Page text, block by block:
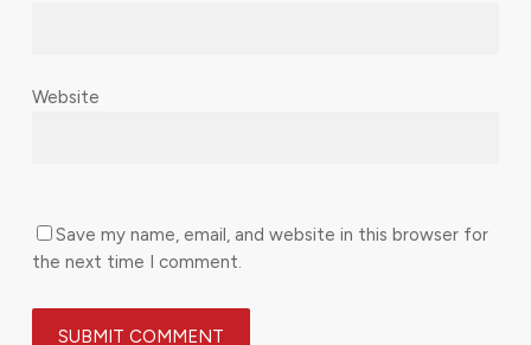
Website
Save my name, email, and website in this browser for
the next time I comment.